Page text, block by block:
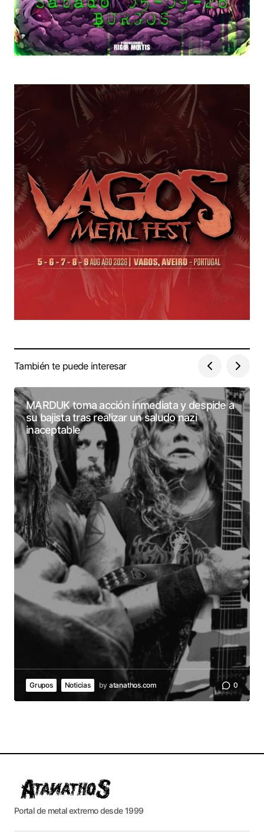
También te puede interesar
MARDUK toma acción inmediata y despide a
su bajista tras realizar un saludo nazi
inaceptable
Grupos Noticias by atanathos.com 0
Portal de metal extremo desde 1999